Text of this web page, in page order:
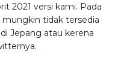
2021 versi kami. Pada
mungkin tidak tersedia
Jepang atau kerena